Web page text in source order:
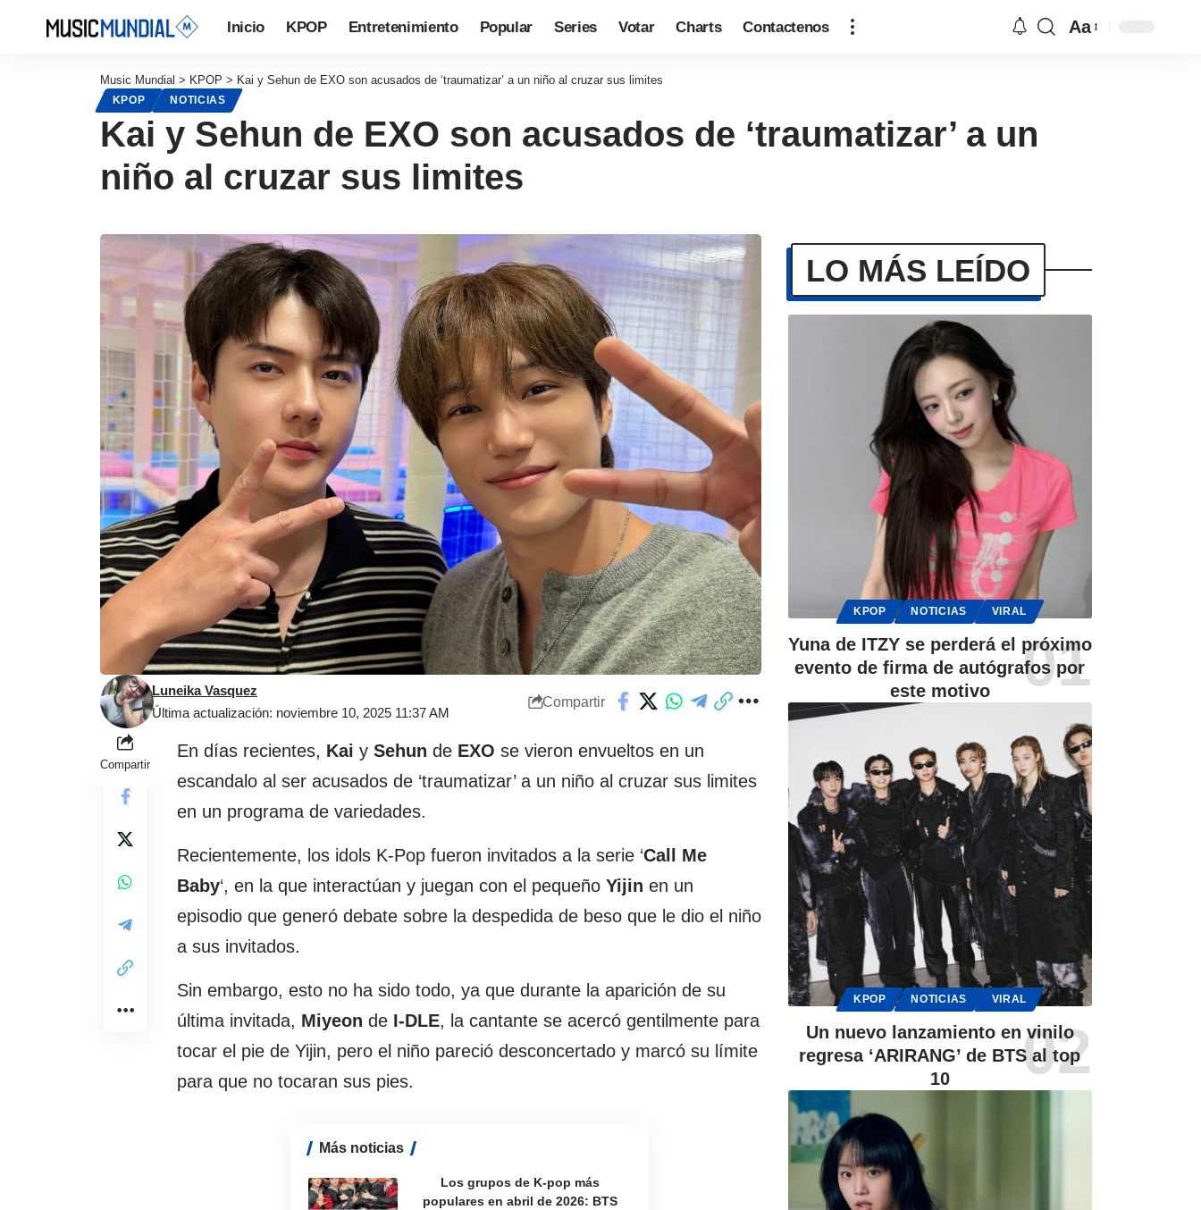
Inicio KPOP Entretenimiento Popular Series Votar Charts Contactenos Aa
Music Mundial > KPOP > Kai y Sehun de EXO son acusados de ‘traumatizar’ a un niño al cruzar sus limites
KPOP NOTICIAS
Kai y Sehun de EXO son acusados de ‘traumatizar’ a un
niño al cruzar sus limites
Última actualización: noviembre 10, 2025 11:37 AM
Luneika Vasquez
Compartir
Compartir
En días recientes, Kai y Sehun de EXO se vieron envueltos en un
escandalo al ser acusados de ‘traumatizar’ a un niño al cruzar sus limites
en un programa de variedades.
Recientemente, los idols K-Pop fueron invitados a la serie ‘Call Me
Baby‘, en la que interactúan y juegan con el pequeño Yijin en un
episodio que generó debate sobre la despedida de beso que le dio el niño
a sus invitados.
Sin embargo, esto no ha sido todo, ya que durante la aparición de su
última invitada, Miyeon de I-DLE, la cantante se acercó gentilmente para
tocar el pie de Yijin, pero el niño pareció desconcertado y marcó su límite
para que no tocaran sus pies.
Más noticias
Los grupos de K-pop más
populares en abril de 2026: BTS
LO MÁS LEÍDO
KPOP NOTICIAS VIRAL
Yuna de ITZY se perderá el próximo
evento de firma de autógrafos por
este motivo
KPOP NOTICIAS VIRAL
Un nuevo lanzamiento en vinilo
regresa ‘ARIRANG’ de BTS al top
10